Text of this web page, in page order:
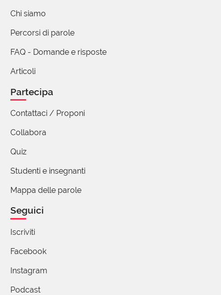
Chi siamo
Percorsi di parole
FAQ - Domande e risposte
Articoli
Partecipa
Contattaci / Proponi
Collabora
Quiz
Studenti e insegnanti
Mappa delle parole
Seguici
Iscriviti
Facebook
Instagram
Podcast